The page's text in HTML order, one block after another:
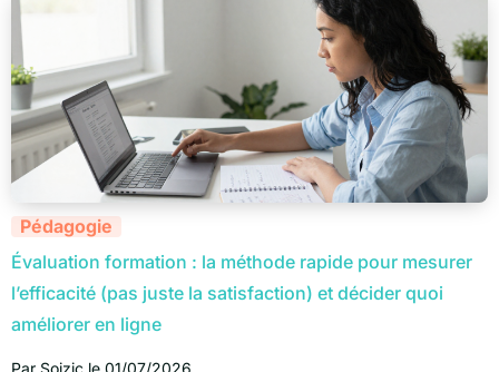
Pédagogie
Évaluation formation : la méthode rapide pour mesurer
l’efficacité (pas juste la satisfaction) et décider quoi
améliorer en ligne
Par Soizic le 01/07/2026